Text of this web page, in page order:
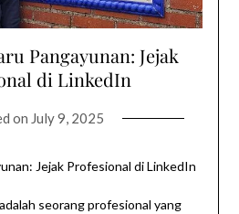
Pangayunan: Jejak
di LinkedIn
on July 9, 2025
Jejak Profesional di LinkedIn
seorang profesional yang